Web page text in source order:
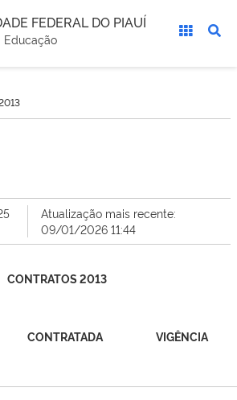
FEDERAL DO PIAUÍ
Educação
Atualização mais recente:
09/01/2026 11:44
CONTRATOS 2013
CONTRATADA VIGÊNCIA